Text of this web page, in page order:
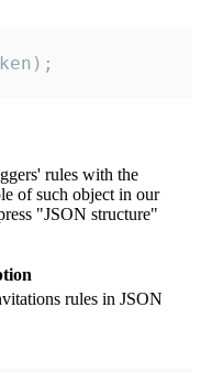
rules with the
of such object in our
"JSON structure"
rules in JSON